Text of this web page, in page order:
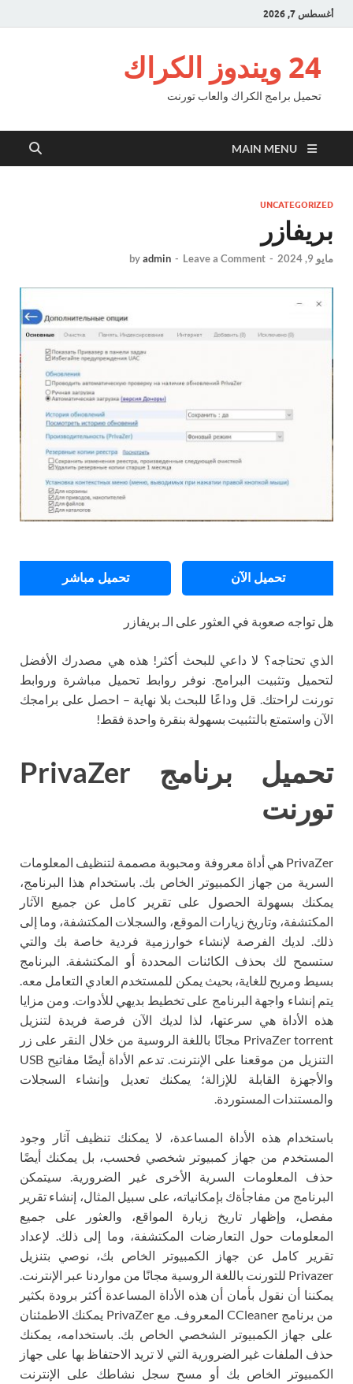
أغسطس 7, 2026
24 ويندوز الكراك
تحميل برامج الكراك والعاب تورنت
MAIN MENU
UNCATEGORIZED
بريفازر
مايو 9, 2024 -
byadmin - Leave a Comment
تحميل الآن تحميل مباشر
هل تواجه صعوبة في العثور على الـ بريفازر
الذي تحتاجه؟ لا داعي للبحث أكثر! هذه هي مصدرك الأفضل
لتحميل وتثبيت البرامج. نوفر روابط تحميل مباشرة وروابط
تورنت لراحتك. قل وداعًا للبحث بلا نهاية – احصل على برامجك
الآن واستمتع بالتثبيت بسهولة بنقرة واحدة فقط!
تحميل برنامج PrivaZer
تورنت
PrivaZer هي أداة معروفة ومحبوبة مصممة لتنظيف المعلومات
السرية من جهاز الكمبيوتر الخاص بك. باستخدام هذا البرنامج،
يمكنك بسهولة الحصول على تقرير كامل عن جميع الآثار
المكتشفة، وتاريخ زيارات الموقع، والسجلات المكتشفة، وما إلى
ذلك. لديك الفرصة لإنشاء خوارزمية فردية خاصة بك والتي
ستسمح لك بحذف الكائنات المحددة أو المكتشفة. البرنامج
بسيط ومريح للغاية، بحيث يمكن للمستخدم العادي التعامل معه.
يتم إنشاء واجهة البرنامج على تخطيط بديهي للأدوات. ومن مزايا
هذه الأداة هي سرعتها، لذا لديك الآن فرصة فريدة لتنزيل
PrivaZer torrent مجانًا باللغة الروسية من خلال النقر على زر
التنزيل من موقعنا على الإنترنت. تدعم الأداة أيضًا مفاتيح USB
والأجهزة القابلة للإزالة؛ يمكنك تعديل وإنشاء السجلات
والمستندات المستوردة.
باستخدام هذه الأداة المساعدة، لا يمكنك تنظيف آثار وجود
المستخدم من جهاز كمبيوتر شخصي فحسب، بل يمكنك أيضًا
حذف المعلومات السرية الأخرى غير الضرورية. سيتمكن
البرنامج من مفاجأةك بإمكانياته، على سبيل المثال، إنشاء تقرير
مفصل، وإظهار تاريخ زيارة المواقع، والعثور على جميع
المعلومات حول التعارضات المكتشفة، وما إلى ذلك. لإعداد
تقرير كامل عن جهاز الكمبيوتر الخاص بك، نوصي بتنزيل
Privazer للتورنت باللغة الروسية مجانًا من مواردنا عبر الإنترنت.
يمكننا أن نقول بأمان أن هذه الأداة المساعدة أكثر برودة بكثير
من برنامج CCleaner المعروف. مع PrivaZer يمكنك الاطمئنان
على جهاز الكمبيوتر الشخصي الخاص بك. باستخدامه، يمكنك
حذف الملفات غير الضرورية التي لا تريد الاحتفاظ بها على جهاز
الكمبيوتر الخاص بك أو مسح سجل نشاطك على الإنترنت